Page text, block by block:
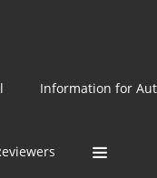
Information for